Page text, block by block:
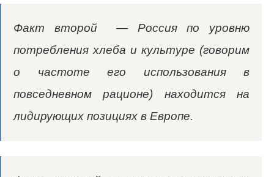
Факт второй — Россия по уровню
потребления хлеба и культуре (говорим
о частоте его использования в
повседневном рационе) находится на
лидирующих позициях в Европе.